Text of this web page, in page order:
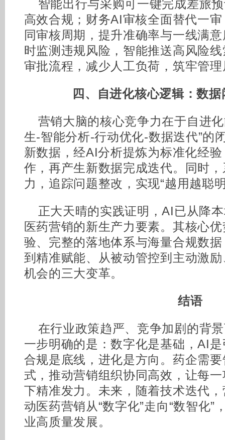
智能出行与采购可一键完成差旅
高效合规；财务AI审核全面替代一
同审核周期，提升准确率与一线满
时监测违规风险，智能推送高风险
审批流程，减少人工负荷，筑牢管
四、自进化核心逻辑：数据
营销大脑的核心竞争力在于自进
生-智能分析-行动优化-数据迭代”的
新数据，经AI分析提炼为标准化经
作，再产生新数据完成迭代。同时
力，追踪问题整改，实现“越用越聪
正大天晴的实践证明，AI已从降
医药营销的新生产力要素。其核心
验、完整的落地体系与海量合规数
到精准赋能、从被动管控到主动激
机会的三大变革。
结语
在行业政策趋严、竞争加剧的背
一步明确的是：数字化是基础，AI
合规是底线，进化是方向。药企需
式，推动营销组织协同高效，让每
下精准发力。未来，随着技术迭代
动医药营销从“数字化”走向“数智化”
业高质量发展。